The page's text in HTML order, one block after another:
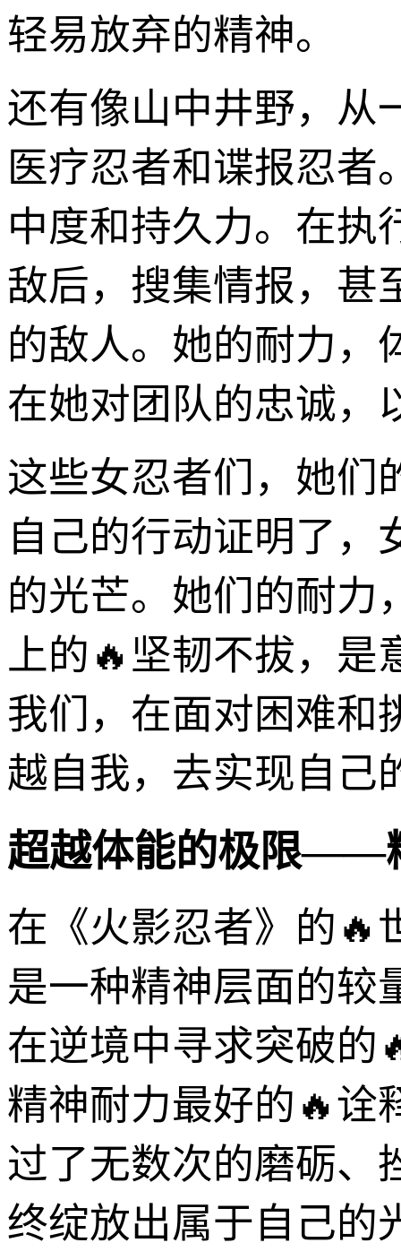
轻易放弃的精神。
还有像山中井野，从
医疗忍者和谍报忍者
中度和持久力。在执
敌后，搜集情报，甚
的敌人。她的耐力，
在她对团队的忠诚，
这些女忍者们，她们
自己的行动证明了，
的光芒。她们的耐力
上的🔥坚韧不拔，是
我们，在面对困难和
越自我，去实现自己
超越体能的极限——
在《火影忍者》的🔥
是一种精神层面的较
在逆境中寻求突破的
精神耐力最好的🔥诠
过了无数次的磨砺、
终绽放出属于自己的